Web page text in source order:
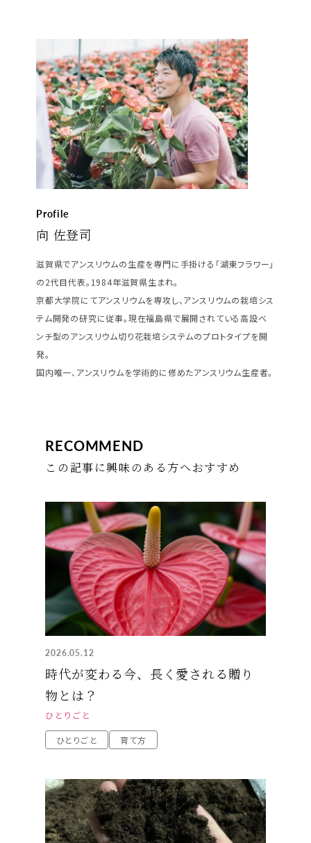
Profile
向 佐登司
滋賀県でアンスリウムの生産を専門に手掛ける「湖東フラワー」
の2代目代表。1984年滋賀県生まれ。
京都大学院にてアンスリウムを専攻し、アンスリウムの栽培シス
テム開発の研究に従事。現在福島県で展開されている高設ベ
ンチ型のアンスリウム切り花栽培システムのプロトタイプを開
発。
国内唯一、アンスリウムを学術的に修めたアンスリウム生産者。
RECOMMEND
この記事に興味のある方へおすすめ
2026.05.12
時代が変わる今、長く愛される贈り
物とは？
ひとりごと
ひとりごと 育て方